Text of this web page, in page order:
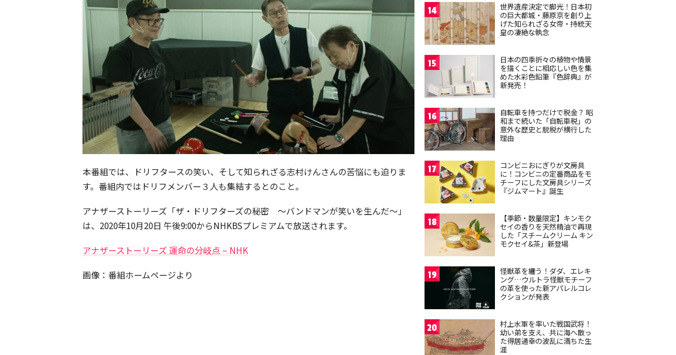
本番組では、ドリフタースの笑い、そして知られざる志村けんさんの苦悩にも迫りま
す。番組内ではドリフメンバー３人も集結するとのこと。
アナザーストーリーズ「ザ・ドリフターズの秘密 ～バンドマンが笑いを生んだ～」
は、2020年10月20日 午後9:00からNHKBSプレミアムで放送されます。
アナザーストーリーズ 運命の分岐点 – NHK
画像：番組ホームページより
14
世界遺産決定で脚光！日本初
の巨大都城・藤原京を創り上
げた知られざる女帝・持統天
皇の凄絶な執念
15
日本の四季折々の植物や情景
を描くことに相応しい色を集
めた水彩色鉛筆『色辞典』が
新発売！
16
自転車を持つだけで税金？ 昭
和まで続いた「自転車税」の
意外な歴史と脱税が横行した
理由
17
コンビニおにぎりが文房具
に！コンビニの定番商品をモ
チーフにした文房具シリーズ
『ジムマート』誕生
18
【季節・数量限定】キンモク
セイの香りを天然精油で再現
した「スチームクリーム キン
モクセイ&茶」新登場
19
怪獣革を纏う！ダダ、エレキ
ング…ウルトラ怪獣モチーフ
の革を使った新アパレルコレ
クションが発表
20
村上水軍を率いた戦国武将！
幼い弟を支え、共に海へ散っ
た得居通幸の波乱に満ちた生
涯